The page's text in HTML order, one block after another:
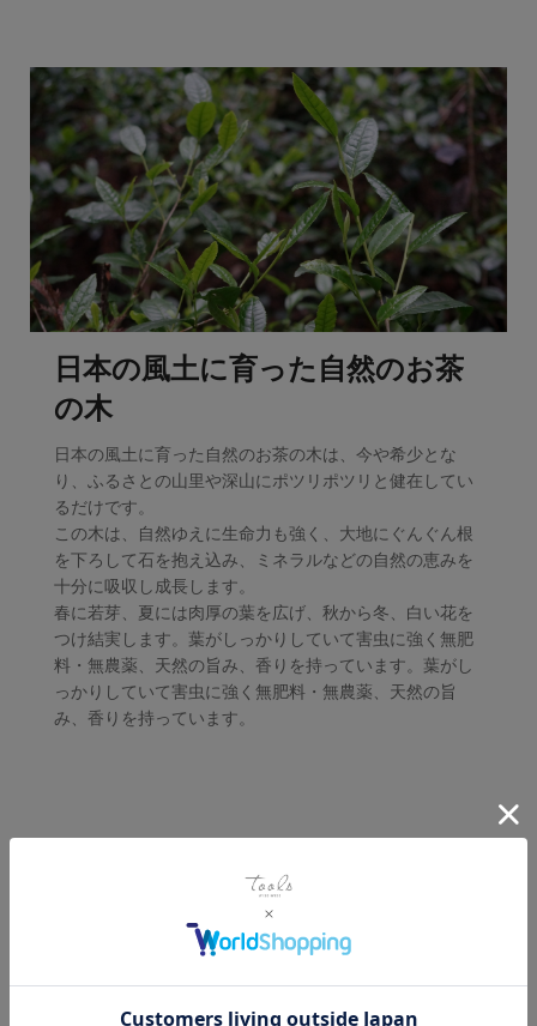
日本の風土に育った自然のお茶
の木
日本の風土に育った自然のお茶の木は、今や希少とな
り、ふるさとの山里や深山にポツリポツリと健在してい
るだけです。
この木は、自然ゆえに生命力も強く、大地にぐんぐん根
を下ろして石を抱え込み、ミネラルなどの自然の恵みを
十分に吸収し成長します。
春に若芽、夏には肉厚の葉を広げ、秋から冬、白い花を
つけ結実します。葉がしっかりしていて害虫に強く無肥
料・無農薬、天然の旨み、香りを持っています。葉がし
っかりしていて害虫に強く無肥料・無農薬、天然の旨
み、香りを持っています。